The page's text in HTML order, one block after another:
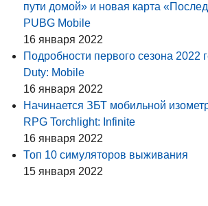
пути домой» и новая карта
PUBG Mobile
16 января 2022
Подробности первого сезона 2022
Duty: Mobile
16 января 2022
Начинается ЗБТ мобильной
RPG Torchlight: Infinite
16 января 2022
Топ 10 симуляторов выживания
15 января 2022